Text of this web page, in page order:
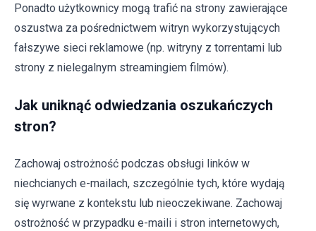
Ponadto użytkownicy mogą trafić na strony zawierające
oszustwa za pośrednictwem witryn wykorzystujących
fałszywe sieci reklamowe (np. witryny z torrentami lub
strony z nielegalnym streamingiem filmów).
Jak uniknąć odwiedzania oszukańczych
stron?
Zachowaj ostrożność podczas obsługi linków w
niechcianych e-mailach, szczególnie tych, które wydają
się wyrwane z kontekstu lub nieoczekiwane. Zachowaj
ostrożność w przypadku e-maili i stron internetowych,